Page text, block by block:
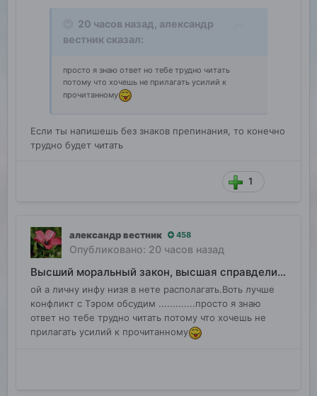
20 часов назад, александр
вестник сказал:
просто я знаю ответ но тебе трудно читать
потому что хочешь не прилагать усилий к
прочитанному
Если ты напишешь без знаков препинания, то конечно
трудно будет читать
1
александр вестник 458
Опубликовано: 20 часов назад
Высший моральный закон, высшая справделивость
ой а личну инфу низя в нете располагать.Воть лучше
конфликт с Тэром обсудим .............просто я знаю
ответ но тебе трудно читать потому что хочешь не
прилагать усилий к прочитанному